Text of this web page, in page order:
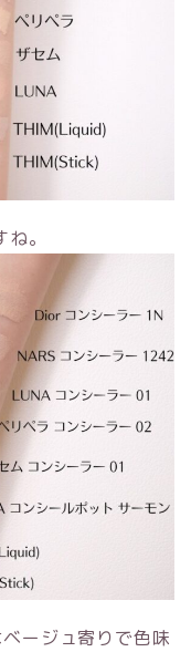
。
ージュ寄りで色味